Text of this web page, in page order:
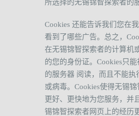
所选择的无锡锦智探索者的
Cookies 还能告诉我们您在
看到了哪些广告。总之，
在无锡锦智探索者的计算机
的您的身份证。 Cookies只能
的服务器 阅读，而且不能执
或病毒。 Cookies使得无锡锦
更好、更快地为您服务，并
锡锦智探索者网页上的经历